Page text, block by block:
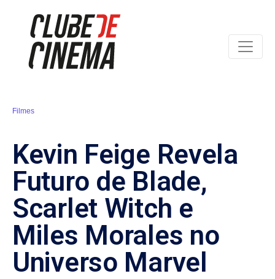
Filmes
Kevin Feige Revela
Futuro de Blade,
Scarlet Witch e
Miles Morales no
Universo Marvel